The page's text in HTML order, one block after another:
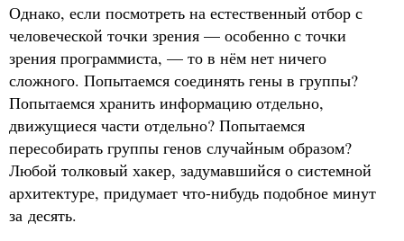
Однако, если посмотреть на естественный отбор с
человеческой точки зрения — особенно с точки
зрения программиста, — то в нём нет ничего
сложного. Попытаемся соединять гены в группы?
Попытаемся хранить информацию отдельно,
движущиеся части отдельно? Попытаемся
пересобирать группы генов случайным образом?
Любой толковый хакер, задумавшийся о системной
архитектуре, придумает что-нибудь подобное минут
за десять.